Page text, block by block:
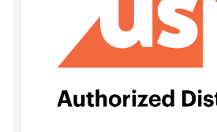
Laborvergleichsuntersuchungen (LVU/PT)
Laborbedarf und Verbrauchsmaterialien
Sonstige Standards